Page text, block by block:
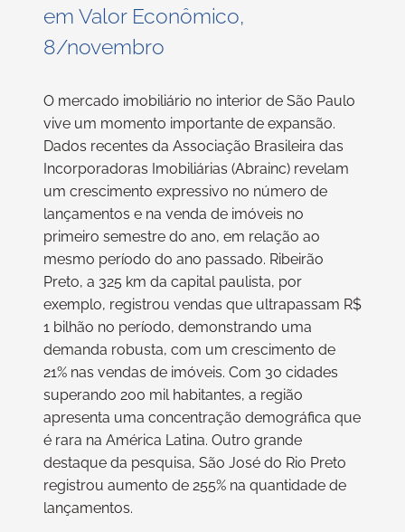
em Valor Econômico,
8/novembro
O mercado imobiliário no interior de São Paulo
vive um momento importante de expansão.
Dados recentes da Associação Brasileira das
Incorporadoras Imobiliárias (Abrainc) revelam
um crescimento expressivo no número de
lançamentos e na venda de imóveis no
primeiro semestre do ano, em relação ao
mesmo período do ano passado. Ribeirão
Preto, a 325 km da capital paulista, por
exemplo, registrou vendas que ultrapassam R$
1 bilhão no período, demonstrando uma
demanda robusta, com um crescimento de
21% nas vendas de imóveis. Com 30 cidades
superando 200 mil habitantes, a região
apresenta uma concentração demográfica que
é rara na América Latina. Outro grande
destaque da pesquisa, São José do Rio Preto
registrou aumento de 255% na quantidade de
lançamentos.